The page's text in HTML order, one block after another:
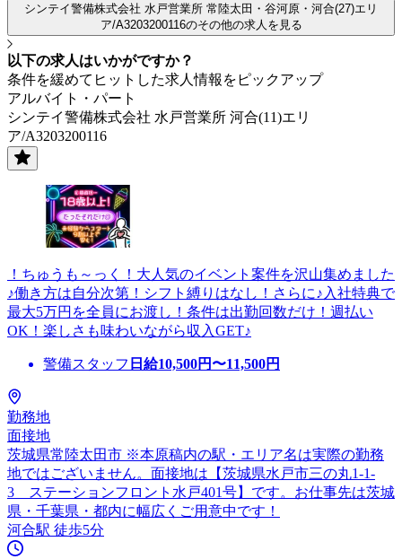
シンテイ警備株式会社 水戸営業所 常陸太田・谷河原・河合(27)エリ
ア/A3203200116のその他の求人を見る
以下の求人はいかがですか？
条件を緩めてヒットした求人情報をピックアップ
アルバイト・パート
シンテイ警備株式会社 水戸営業所 河合(11)エリ
ア/A3203200116
！ちゅうも～っく！大人気のイベント案件を沢山集めました
♪働き方は自分次第！シフト縛りはなし！さらに♪入社特典で
最大5万円を全員にお渡し！条件は出勤回数だけ！週払い
OK！楽しさも味わいながら収入GET♪
警備スタッフ 日給10,500円〜11,500円
勤務地
面接地
茨城県常陸太田市 ※本原稿内の駅・エリア名は実際の勤務
地ではございません。面接地は【茨城県水戸市三の丸1-1-
3 ステーションフロント水戸401号】です。お仕事先は茨城
県・千葉県・都内に幅広くご用意中です！
河合駅 徒歩5分